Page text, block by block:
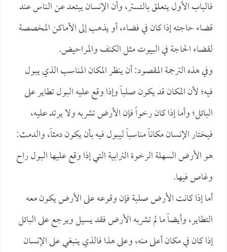
فالباب الأول يتعلق بالتستر، وأن الإنسان يبتعد عن الناس عند
قضاء حاجته إذا كان في فضاء، أو يذهب إلى الأماكن المخصصة
لقضاء الحاجة في البيوت مثل الكنف والمراحيض.
وفي هذه الترجمة المقصود: أن ينظر المكان المناسب الذي يبول
فيه؛ لأن المكان قد يكون صلباً وإذا وقع عليه البول تطاير على
البائل؛ وأما إذا كان رخواً فإن الأرض تشربه ولا يرتد عليه،
فيختار الإنسان مكاناً مناسباً ليبول فيه بأن يكون دمثاً، والدمث:
هو الأرض السهلة الرخوة الترابية التي إذا وقع عليها البول راح
وغاص فيها.
أما إذا كانت الأرض صلبة فإن وقوعه على الأرض يكون معه
التطاير، وأيضاً ما لم تشربه الأرض فقد يسيل ويرجع على البائل
إذا كان في مكان أعلى منه، وعلى هذا فالذي ينبغي على الإنسان